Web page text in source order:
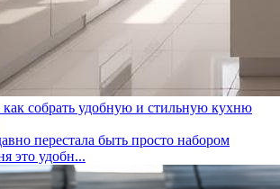
собрать удобную и стильную кухню
перестала быть просто набором
это удобн...